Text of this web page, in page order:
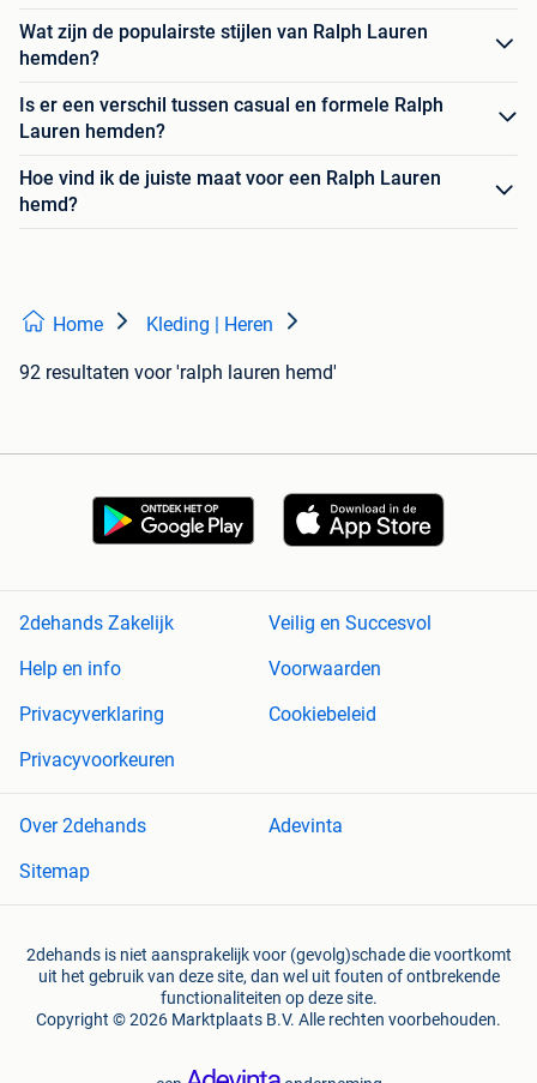
Wat zijn de populairste stijlen van Ralph Lauren
hemden?
Is er een verschil tussen casual en formele Ralph
Lauren hemden?
Hoe vind ik de juiste maat voor een Ralph Lauren
hemd?
Home Kleding | Heren
92 resultaten voor 'ralph lauren hemd'
2dehands Zakelijk
Veilig en Succesvol
Help en info
Voorwaarden
Privacyverklaring
Cookiebeleid
Privacyvoorkeuren
Over 2dehands
Adevinta
Sitemap
2dehands is niet aansprakelijk voor (gevolg)schade die voortkomt
uit het gebruik van deze site, dan wel uit fouten of ontbrekende
functionaliteiten op deze site.
Copyright © 2026 Marktplaats B.V. Alle rechten voorbehouden.